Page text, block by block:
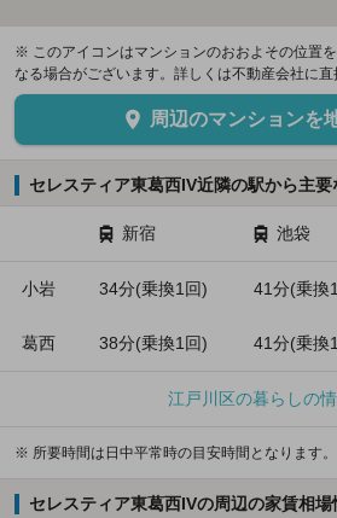
※ このアイコンはマンションのおおよその位置
なる場合がございます。詳しくは不動産会社に直
周辺のマンションを
セレスティア東葛西IV近隣の駅から主要
新宿 池袋
小岩 34分(乗換1回) 41分(乗換
葛西 38分(乗換1回) 41分(乗換
江戸川区の暮らしの
※ 所要時間は日中平常時の目安時間となります。
セレスティア東葛西IVの周辺の家賃相場